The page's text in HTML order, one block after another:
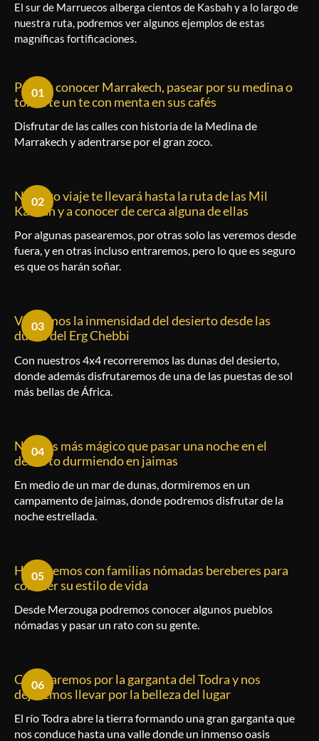
El sur de Marruecos alberga cientos de Kasbah y a lo largo de
nuestra ruta, podremos ver algunos ejemplos de estas
magníficas fortificaciones.
Podrás conocer Marrakech, pasear por su medina o
tomarte un te con menta en sus cafés
01
Disfrutar de las calles con historia de la Medina de
Marrakech y adentrarse por el gran zoco.
Nuestro viaje te llevará hasta la ruta de las Mil
Kasbah y a conocer de cerca alguna de ellas
02
Por algunas pasearemos, por otras solo las veremos desde
fuera, y en otras incluso entraremos, pero lo que es seguro
es que os harán soñar.
Viviremos la inmensidad del desierto desde las
dunas del Erg Chebbi
03
Con nuestros 4x4 recorreremos las dunas del desierto,
donde además disfrutaremos de una de las puestas de sol
más bellas de África.
Nada es más mágico que pasar una noche en el
desierto durmiendo en jaimas
04
En medio de un mar de dunas, dormiremos en un
campamento de jaimas, donde podremos disfrutar de la
noche estrellada.
Hablaremos con familias nómadas bereberes para
conocer su estilo de vida
05
Desde Merzouga podremos conocer algunos pueblos
nómadas y pasar un rato con su gente.
Caminaremos por la garganta del Todra y nos
dejaremos llevar por la belleza del lugar
06
El río Todra abre la tierra formando una gran garganta que
nos conduce hasta una valle donde un inmenso oasis